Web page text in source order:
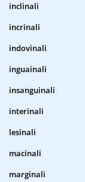
inclinali
incrinali
indovinali
inguainali
insanguinali
interinali
lesinali
macinali
marginali